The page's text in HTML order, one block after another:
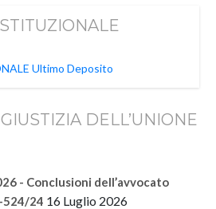
Ultimo Deposito
DELL’UNIONE
- Conclusioni dell’avvocato
524/24 16 Luglio 2026